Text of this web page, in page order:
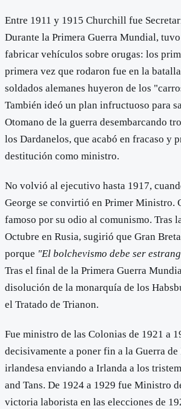
Entre 1911 y 1915 Churchill fue
Durante la Primera Guerra Mundial,
fabricar vehículos sobre orugas: los
primera vez que rodaron fue en la
soldados alemanes huyeron de los
También ideó un plan infructuoso para
Otomano de la guerra desembarcando
los Dardanelos, que acabó en fracaso y
destitución como ministro.
No volvió al ejecutivo hasta 1917,
George se convirtió en Primer Ministro.
famoso por su odio al comunismo. Tras
Octubre en Rusia, sugirió que Gran
porque "El bolchevismo debe ser
Tras el final de la Primera Guerra
disolución de la monarquía de los
el Tratado de Trianon.
Fue ministro de las Colonias de 1921 a
decisivamente a poner fin a la Guerra
irlandesa enviando a Irlanda a los
and Tans. De 1924 a 1929 fue Ministro
victoria laborista en las elecciones de